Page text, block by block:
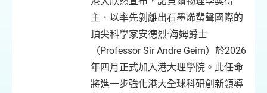
主、以率先剝離出石墨烯蜚聲國際的
頂尖科學家安德烈·海姆爵士
（Professor Sir Andre Geim）於2026
年四月正式加入港大理學院。此任命
將進一步強化港大全球科研創新領導